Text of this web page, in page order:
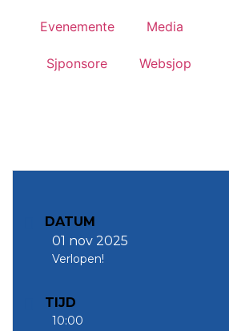
Evenemente Media
Sjponsore Websjop
DATUM
01 nov 2025
Verlopen!
TIJD
10:00